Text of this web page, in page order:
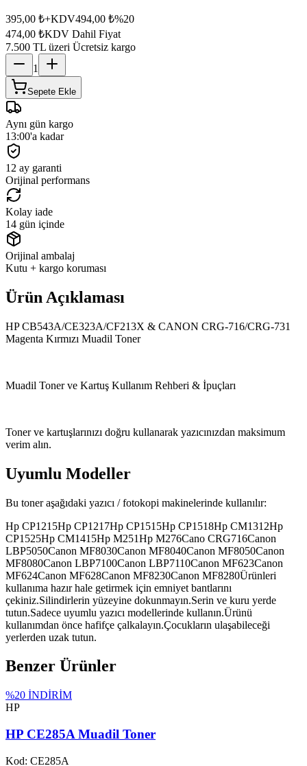
395,00 ₺+KDV494,00 ₺%20
474,00 ₺KDV Dahil Fiyat
7.500 TL üzeri Ücretsiz kargo
1
Sepete Ekle
Aynı gün kargo
13:00'a kadar
12 ay garanti
Orijinal performans
Kolay iade
14 gün içinde
Orijinal ambalaj
Kutu + kargo koruması
Ürün Açıklaması
HP CB543A/CE323A/CF213X & CANON CRG-716/CRG-731
Magenta Kırmızı Muadil Toner
Muadil Toner ve Kartuş Kullanım Rehberi & İpuçları
Toner ve kartuşlarınızı doğru kullanarak yazıcınızdan maksimum
verim alın.
Uyumlu Modeller
Bu toner aşağıdaki yazıcı / fotokopi makinelerinde kullanılır:
Hp CP1215Hp CP1217Hp CP1515Hp CP1518Hp CM1312Hp
CP1525Hp CM1415Hp M251Hp M276Cano CRG716Canon
LBP5050Canon MF8030Canon MF8040Canon MF8050Canon
MF8080Canon LBP7100Canon LBP7110Canon MF623Canon
MF624Canon MF628Canon MF8230Canon MF8280Ürünleri
kullanıma hazır hale getirmek için emniyet bantlarını
çekiniz.Silindirlerin yüzeyine dokunmayın.Serin ve kuru yerde
tutun.Sadece uyumlu yazıcı modellerinde kullanın.Ürünü
kullanımdan önce hafifçe çalkalayın.Çocukların ulaşabileceği
yerlerden uzak tutun.
Benzer Ürünler
%20 İNDİRİM
HP
HP CE285A Muadil Toner
Kod: CE285A